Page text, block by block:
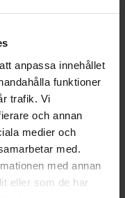
anpassa innehållet
funktioner
trafik. Vi
och annan
medier och
med.
med annan
eller som de har
P
i
n